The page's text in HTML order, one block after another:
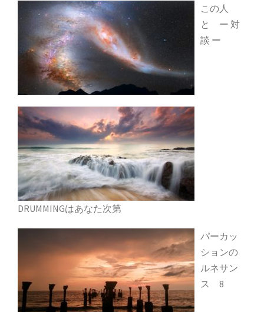
この人
と ー 対
談 ー
DRUMMINGはあなた次第
パーカッ
ションの
ルネサン
ス 8